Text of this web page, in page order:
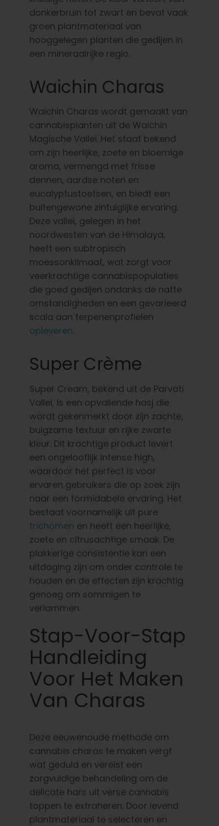
donkerbruin tot zwart en bevat vaak
groen plantmateriaal van
hooggelegen planten die gedijen in
een mineraalrijke regio.
Waichin Charas
Waichin Charas wordt gemaakt van
cannabisplanten uit de Waichin
Magische Vallei. Het staat bekend
om zijn heerlijke, zoete en bloemige
aroma, vermengd met frisse
dennen, aardse noten en
eucalyptustoetsen, en biedt een
buitengewone zintuiglijke ervaring.
Deze vallei, gelegen in het
noordwesten van de Himalaya,
heeft een subtropisch
moessonklimaat, wat zorgt voor
veerkrachtige cannabispopulaties
die goed gedijen ondanks de natte
omstandigheden en een gevarieerd
scala aan terpenenprofielen
opleveren.
Super Crème
Super Cream, bekend uit de Parvati
Vallei, is een opvallende hasj die
wordt gekenmerkt door zijn zachte,
buigzame textuur en rijke zwarte
kleur. Dit krachtige product levert
een ongelooflijk intense high,
waardoor het perfect is voor
ervaren gebruikers die op zoek zijn
naar een formidabele ervaring. Het
bestaat voornamelijk uit pure
trichomen en heeft een heerlijke,
zoete en citrusachtige smaak. De
plakkerige consistentie kan een
uitdaging zijn om onder controle te
houden en de effecten zijn krachtig
genoeg om sommigen te
verlammen.
Stap-Voor-Stap
Handleiding
Voor Het Maken
Van Charas
Deze eeuwenoude methode om
cannabis charas te maken vergt
wat geduld en vereist een
zorgvuldige behandeling om de
delicate hars uit verse cannabis
toppen te extraheren. Door levend
plantmateriaal te selecteren en